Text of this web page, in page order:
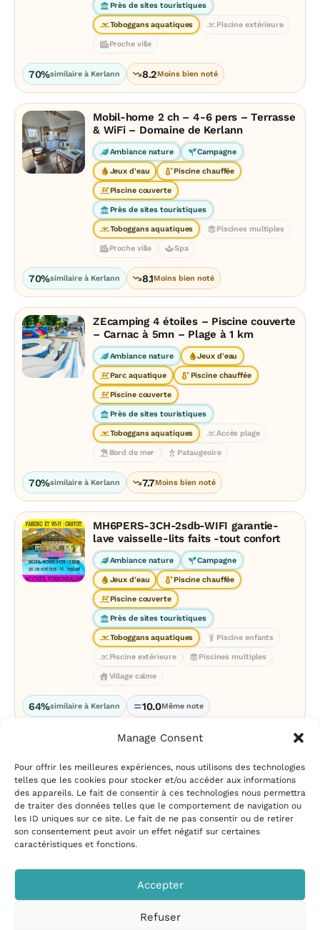
Manage Consent
Pour offrir les meilleures expériences, nous utilisons des technologies
telles que les cookies pour stocker et/ou accéder aux informations
des appareils. Le fait de consentir à ces technologies nous permettra
de traiter des données telles que le comportement de navigation ou
les ID uniques sur ce site. Le fait de ne pas consentir ou de retirer
son consentement peut avoir un effet négatif sur certaines
caractéristiques et fonctions.
Accepter
Refuser
Près de sites touristiques
Toboggans aquatiques Piscine extérieure
Proche ville
70%similaire à Kerlann 8.2Moins bien noté
Mobil-home 2 ch – 4-6 pers – Terrasse
& WiFi – Domaine de Kerlann
Ambiance nature Campagne
Jeux d'eau Piscine chauffée
Piscine couverte
Près de sites touristiques
Toboggans aquatiques Piscines multiples
Proche ville Spa
70%similaire à Kerlann 8.1Moins bien noté
ZEcamping 4 étoiles – Piscine couverte
– Carnac à 5mn – Plage à 1 km
Ambiance nature Jeux d'eau
Parc aquatique Piscine chauffée
Piscine couverte
Près de sites touristiques
Toboggans aquatiques Accès plage
Bord de mer Pataugeoire
70%similaire à Kerlann 7.7Moins bien noté
MH6PERS-3CH-2sdb-WIFI garantie-
lave vaisselle-lits faits -tout confort
Ambiance nature Campagne
Jeux d'eau Piscine chauffée
Piscine couverte
Près de sites touristiques
Toboggans aquatiques Piscine enfants
Piscine extérieure Piscines multiples
Village calme
64%similaire à Kerlann 10.0Même note
Mentions légales|Politique
de confidentialité
suggestions|Politique de
cookies